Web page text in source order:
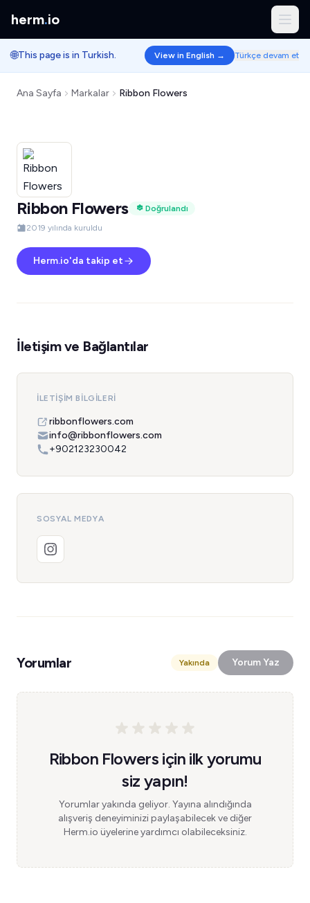
herm.io
🌐This page is in Turkish. View in English → Türkçe devam et
Ana Sayfa Markalar Ribbon Flowers
Ribbon Flowers
Doğrulandı
2019 yılında kuruldu
Herm.io'da takip et
İletişim ve Bağlantılar
İLETIŞIM BILGILERI
ribbonflowers.com
info@ribbonflowers.com
+902123230042
SOSYAL MEDYA
Yorumlar Yakında Yorum Yaz
Ribbon Flowers için ilk yorumu
siz yapın!
Yorumlar yakında geliyor. Yayına alındığında
alışveriş deneyiminizi paylaşabilecek ve diğer
Herm.io üyelerine yardımcı olabileceksiniz.